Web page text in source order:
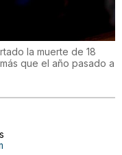
la muerte de 18
que el año pasado a